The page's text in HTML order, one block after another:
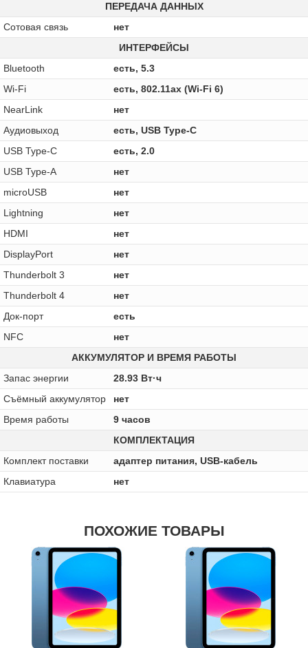
ПЕРЕДАЧА ДАННЫХ
Сотовая связь
нет
ИНТЕРФЕЙСЫ
Bluetooth
есть, 5.3
Wi-Fi
есть, 802.11ax (Wi-Fi 6)
NearLink
нет
Аудиовыход
есть, USB Type-C
USB Type-C
есть, 2.0
USB Type-A
нет
microUSB
нет
Lightning
нет
HDMI
нет
DisplayPort
нет
Thunderbolt 3
нет
Thunderbolt 4
нет
Док-порт
есть
NFC
нет
АККУМУЛЯТОР И ВРЕМЯ РАБОТЫ
Запас энергии
28.93 Вт·ч
Cъёмный аккумулятор
нет
Время работы
9 часов
КОМПЛЕКТАЦИЯ
Комплект поставки
адаптер питания, USB-кабель
Клавиатура
нет
ПОХОЖИЕ ТОВАРЫ